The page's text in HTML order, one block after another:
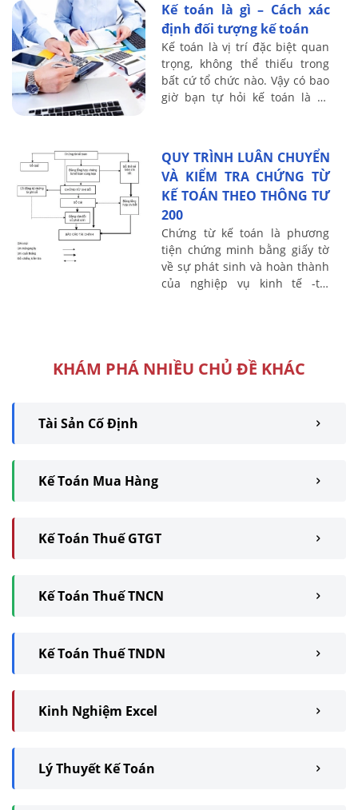
...
Kế toán là gì – Cách xác
định đối tượng kế toán
Kế toán là vị trí đặc biệt quan
trọng, không thể thiếu trong
bất cứ tổ chức nào. Vậy có bao
giờ bạn tự hỏi kế toán là gì,
QUY TRÌNH LUÂN CHUYỂN
VÀ KIỂM TRA CHỨNG TỪ
KẾ TOÁN THEO THÔNG TƯ
200
Chứng từ kế toán là phương
tiện chứng minh bằng giấy tờ
về sự phát sinh và hoàn thành
của nghiệp vụ kinh tế -tài
KHÁM PHÁ NHIỀU CHỦ ĐỀ KHÁC
Tài Sản Cố Định
Kế Toán Mua Hàng
Kế Toán Thuế GTGT
Kế Toán Thuế TNCN
Kế Toán Thuế TNDN
Kinh Nghiệm Excel
Lý Thuyết Kế Toán